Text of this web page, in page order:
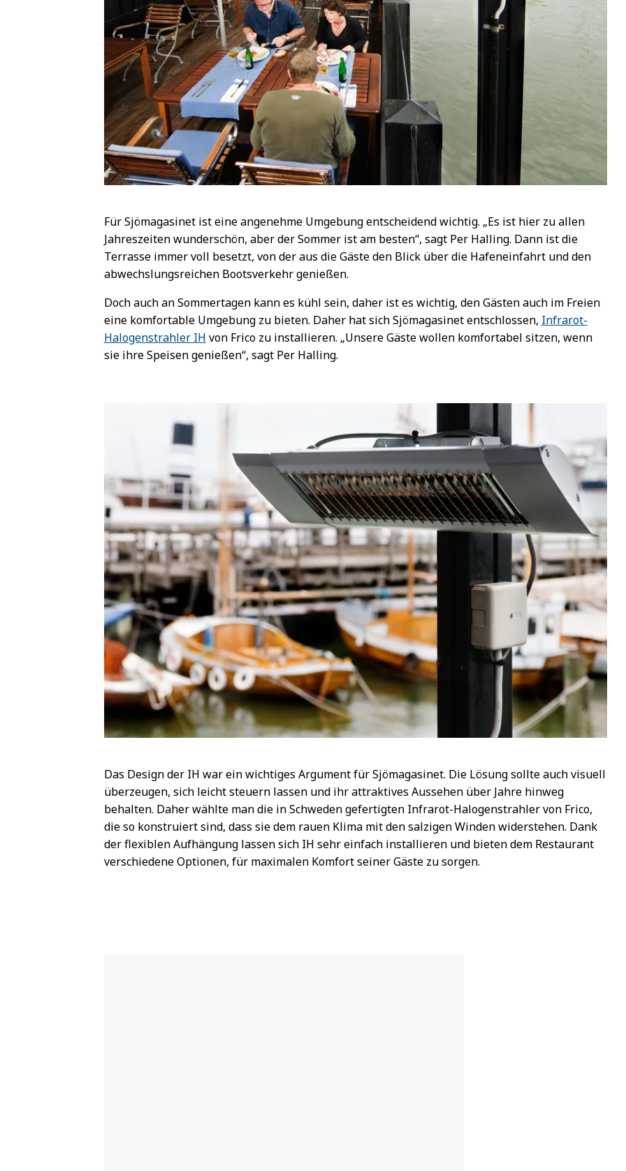
Für Sjömagasinet ist eine angenehme Umgebung entscheidend wichtig. „Es ist hier zu allen
Jahreszeiten wunderschön, aber der Sommer ist am besten“, sagt Per Halling. Dann ist die
Terrasse immer voll besetzt, von der aus die Gäste den Blick über die Hafeneinfahrt und den
abwechslungsreichen Bootsverkehr genießen.
Doch auch an Sommertagen kann es kühl sein, daher ist es wichtig, den Gästen auch im Freien
eine komfortable Umgebung zu bieten. Daher hat sich Sjömagasinet entschlossen, Infrarot-
Halogenstrahler IH von Frico zu installieren. „Unsere Gäste wollen komfortabel sitzen, wenn
sie ihre Speisen genießen“, sagt Per Halling.
Das Design der IH war ein wichtiges Argument für Sjömagasinet. Die Lösung sollte auch visuell
überzeugen, sich leicht steuern lassen und ihr attraktives Aussehen über Jahre hinweg
behalten. Daher wählte man die in Schweden gefertigten Infrarot-Halogenstrahler von Frico,
die so konstruiert sind, dass sie dem rauen Klima mit den salzigen Winden widerstehen. Dank
der flexiblen Aufhängung lassen sich IH sehr einfach installieren und bieten dem Restaurant
verschiedene Optionen, für maximalen Komfort seiner Gäste zu sorgen.